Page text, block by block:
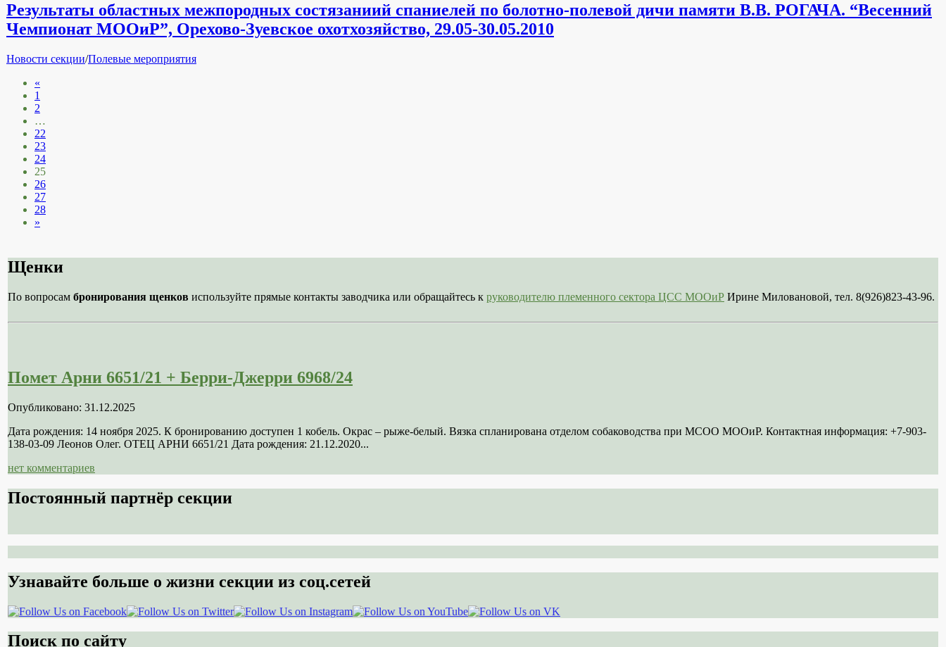
Результаты областных межпородных состязаниий спаниелей по болотно-полевой дичи памяти В.В. РОГАЧА. “Весенний
Чемпионат МООиР”, Орехово-Зуевское охотхозяйство, 29.05-30.05.2010
Рубрики
Новости секции/Полевые мероприятия
Пагинация
записей
«
1
2
…
22
23
24
25
26
27
28
»
Щенки
По вопросам бронирования щенков используйте прямые контакты заводчика или обращайтесь к руководителю племенного сектора ЦСС МООиР Ирине Миловановой, тел. 8(926)823-43-96.
Помет Арни 6651/21 + Берри-Джерри 6968/24
Опубликовано: 31.12.2025
Дата рождения: 14 ноября 2025. К бронированию доступен 1 кобель. Окрас – рыже-белый. Вязка спланирована отделом собаководства при МСОО МООиР. Контактная информация: +7-903-
138-03-09 Леонов Олег. ОТЕЦ АРНИ 6651/21 Дата рождения: 21.12.2020...
нет комментариев
Постоянный партнёр секции
Узнавайте больше о жизни секции из соц.сетей
Поиск по сайту